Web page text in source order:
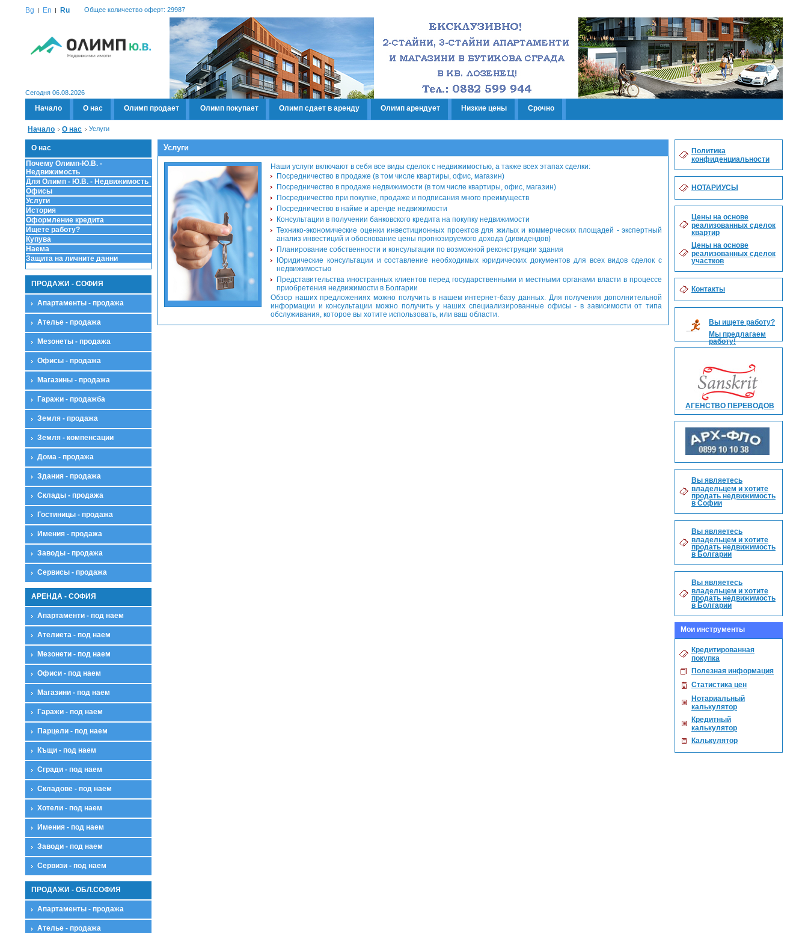
Bg En Ru Общее количество оферт: 29987
Сегодня 06.08.2026
Начало О нас Олимп продает Олимп покупает Олимп сдает в аренду Олимп арендует Низкие цены Срочно
Начало О нас Услуги
О нас
Почему Олимп-Ю.В. -
Недвижимость
Для Олимп - Ю.В. - Недвижимость
Офисы
Услуги
История
Оформление кредита
Ищете работу?
Купува
Наема
Защита на личните данни
ПРОДАЖИ - СОФИЯ
Апартаменты - продажа
Ателье - продажа
Мезонеты - продажа
Офисы - продажа
Магазины - продажа
Гаражи - продажба
Земля - продажа
Земля - компенсации
Дома - продажа
Здания - продажа
Склады - продажа
Гостиницы - продажа
Имения - продажа
Заводы - продажа
Сервисы - продажа
АРЕНДА - СОФИЯ
Апартаменти - под наем
Ателиета - под наем
Мезонети - под наем
Офиси - под наем
Магазини - под наем
Гаражи - под наем
Парцели - под наем
Къщи - под наем
Сгради - под наем
Складове - под наем
Хотели - под наем
Имения - под наем
Заводи - под наем
Сервизи - под наем
ПРОДАЖИ - ОБЛ.СОФИЯ
Апартаменты - продажа
Ателье - продажа
Услуги
Наши услуги включают в себя все виды сделок с недвижимостью, а также всех этапах сделки:
Посредничество в продаже (в том числе квартиры, офис, магазин)
Посредничество в продаже недвижимости (в том числе квартиры, офис, магазин)
Посредничество при покупке, продаже и подписания много преимуществ
Посредничество в найме и аренде недвижимости
Консультации в получении банковского кредита на покупку недвижимости
Технико-экономические оценки инвестиционных проектов для жилых и коммерческих площадей - экспертный
анализ инвестиций и обоснование цены прогнозируемого дохода (дивидендов)
Планирование собственности и консультации по возможной реконструкции здания
Юридические консультации и составление необходимых юридических документов для всех видов сделок с
недвижимостью
Представительства иностранных клиентов перед государственными и местными органами власти в процессе
приобретения недвижимости в Болгарии
Обзор наших предложениях можно получить в нашем интернет-базу данных. Для получения дополнительной
информации и консультации можно получить у наших специализированные офисы - в зависимости от типа
обслуживания, которое вы хотите использовать, или ваш области.
Политика
конфиденциальности
НОТАРИУСЫ
Цены на основе
реализованных сделок
квартир
Цены на основе
реализованных сделок
участков
Контакты
Вы ищете работу?
Мы предлагаем
работу!
АГЕНСТВО ПЕРЕВОДОВ
Вы являетесь
владельцем и хотите
продать недвижимость
в Софии
Вы являетесь
владельцем и хотите
продать недвижимость
в Болгарии
Вы являетесь
владельцем и хотите
продать недвижимость
в Болгарии
Мои инструменты
Кредитированная
покупка
Полезная информация
Статистика цен
Нотариальный
калькулятор
Кредитный
калькулятор
Калькулятор